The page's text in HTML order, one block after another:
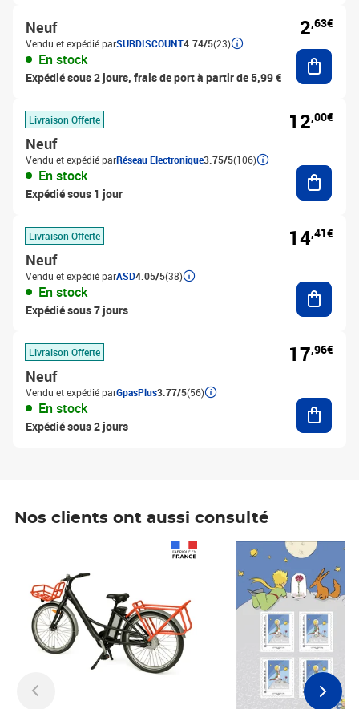
Neuf
Vendu et expédié parSURDISCOUNT4.74/5(23)
En stock
Expédié sous 2 jours, frais de port à partir de 5,99 €
2,63€
Livraison Offerte
Neuf
Vendu et expédié parRéseau Electronique3.75/5(106)
En stock
Expédié sous 1 jour
12,00€
Livraison Offerte
Neuf
Vendu et expédié parASD4.05/5(38)
En stock
Expédié sous 7 jours
14,41€
Livraison Offerte
Neuf
Vendu et expédié parGpasPlus3.77/5(56)
En stock
Expédié sous 2 jours
17,96€
Nos clients ont aussi consulté
Prix 7,50€